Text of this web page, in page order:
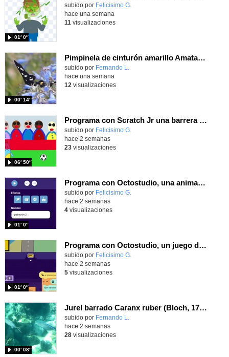
Contenido educativo.
subido por Felicisimo G.
01′ 0″
hace una semana
11 visualizaciones
Pimpinela de cinturón amarillo Amata phegea (Linnaeus, 1758)
Contenido educativo.
subido por Fernando L.
00′ 14″
hace una semana
12 visualizaciones
Programa con Scratch Jr una barrera que se desplaza para dar sensación de movimiento
Contenido educativo.
subido por Felicisimo G.
06′ 50″
hace 2 semanas
23visualizaciones
Programa con Octostudio, una animación utilizando la cámara para una foto y audio y texto para comunicar.
Contenido educativo.
subido por Felicisimo G.
01′ 0″
hace 2 semanas
4visualizaciones
Programa con Octostudio, un juego de Educación Víal cruzando un paso de cebra.
Contenido educativo.
subido por Felicisimo G.
01′ 0″
hace 2 semanas
5visualizaciones
Jurel barrado Caranx ruber (Bloch, 1793)
Contenido educativo.
subido por Fernando L.
00′ 08″
hace 2 semanas
28visualizaciones